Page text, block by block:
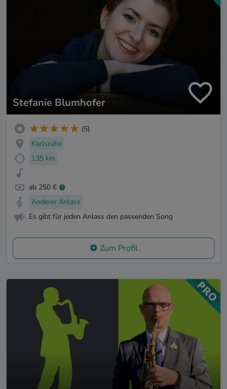
Stefanie Blumhofer
(5)
Karlsruhe
135 km
ab 250 €
Anderer Anlass
Es gibt für jeden Anlass den passenden Song
Zum Profil